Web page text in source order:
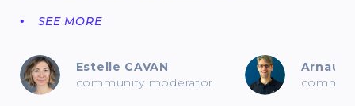
SEE MORE
Estelle CAVAN
community moderator
Arnaud